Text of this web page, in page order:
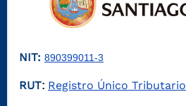
NIT: 890399011-3
RUT: Registro Único Tributario